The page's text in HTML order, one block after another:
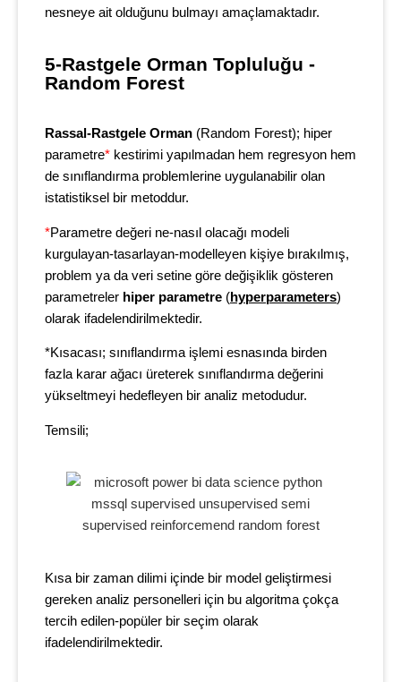
nesneye ait olduğunu bulmayı amaçlamaktadır.
5-Rastgele Orman Topluluğu -
Random Forest
Rassal-Rastgele Orman (Random Forest); hiper
parametre* kestirimi yapılmadan hem regresyon hem
de sınıflandırma problemlerine uygulanabilir olan
istatistiksel bir metoddur.
*Parametre değeri ne-nasıl olacağı modeli
kurgulayan-tasarlayan-modelleyen kişiye bırakılmış,
problem ya da veri setine göre değişiklik gösteren
parametreler hiper parametre (hyperparameters)
olarak ifadelendirilmektedir.
*Kısacası; sınıflandırma işlemi esnasında birden
fazla karar ağacı üreterek sınıflandırma değerini
yükseltmeyi hedefleyen bir analiz metodudur.
Temsili;
Kısa bir zaman dilimi içinde bir model geliştirmesi
gereken analiz personelleri için bu algoritma çokça
tercih edilen-popüler bir seçim olarak
ifadelendirilmektedir.